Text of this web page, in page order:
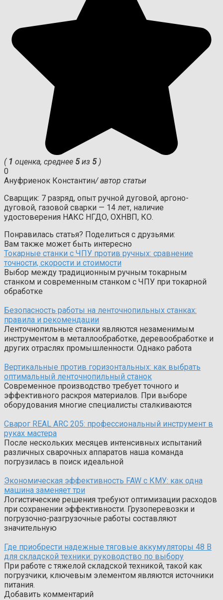
( 1 оценка, среднее 5из 5)
0
Ануфриенок Константин/ автор статьи
Сварщик: 7 разряд, опыт ручной дуговой, аргоно-
дуговой, газовой сварки — 14 лет, наличие
удостоверения НАКС НГДО, ОХНВП, КО.
Понравилась статья? Поделиться с друзьями:
Вам также может быть интересно
Токарные станки с ЧПУ против ручных: сравнение
точности, скорости и стоимости
Выбор между традиционным ручным токарным
станком и современным станком с ЧПУ при токарной
обработке
Безопасность работы на ленточнопильных станках:
правила и рекомендации
Ленточнопильные станки являются незаменимым
инструментом в металлообработке, деревообработке и
других отраслях промышленности. Однако работа
Вертикальные против горизонтальных: как выбрать
оптимальный ленточнопильный станок
Современное производство требует точного и
эффективного раскроя материалов. При выборе
оборудования многие специалисты сталкиваются
Сварог REAL ARC 205: профессиональный инструмент в
руках мастера
После нескольких месяцев интенсивных испытаний
различных сварочных аппаратов наша команда
погрузилась в поиск идеальной
Экономическая эффективность FAW с КМУ: как одна
машина заменяет три
Логистические решения требуют оптимизации расходов
при сохранении эффективности. Грузоперевозки и
погрузочно-разгрузочные работы составляют
значительную
Где приобрести надежные тяговые аккумуляторы 48 В
для складской техники: руководство по выбору
При работе с тяжелой складской техникой, такой как
погрузчики, ключевым элементом являются источники
питания.
Добавить комментарий